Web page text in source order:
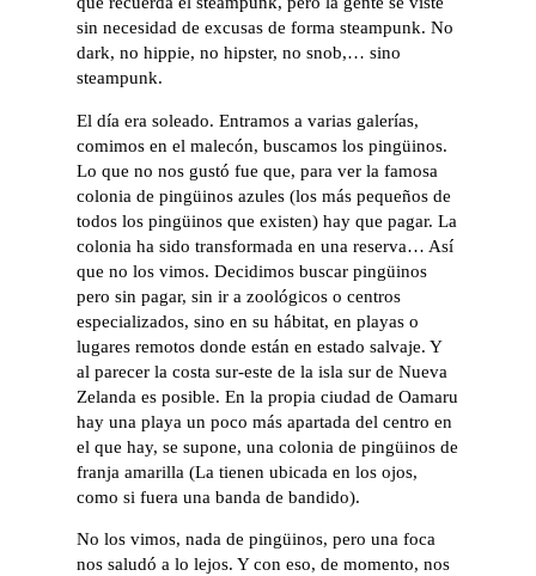
sin necesidad de excusas de forma steampunk. No
dark, no hippie, no hipster, no snob,… sino
steampunk.
El día era soleado. Entramos a varias galerías,
comimos en el malecón, buscamos los pingüinos.
Lo que no nos gustó fue que, para ver la famosa
colonia de pingüinos azules (los más pequeños de
todos los pingüinos que existen) hay que pagar. La
colonia ha sido transformada en una reserva… Así
que no los vimos. Decidimos buscar pingüinos
pero sin pagar, sin ir a zoológicos o centros
especializados, sino en su hábitat, en playas o
lugares remotos donde están en estado salvaje. Y
al parecer la costa sur-este de la isla sur de Nueva
Zelanda es posible. En la propia ciudad de Oamaru
hay una playa un poco más apartada del centro en
el que hay, se supone, una colonia de pingüinos de
franja amarilla (La tienen ubicada en los ojos,
como si fuera una banda de bandido).
No los vimos, nada de pingüinos, pero una foca
nos saludó a lo lejos. Y con eso, de momento, nos